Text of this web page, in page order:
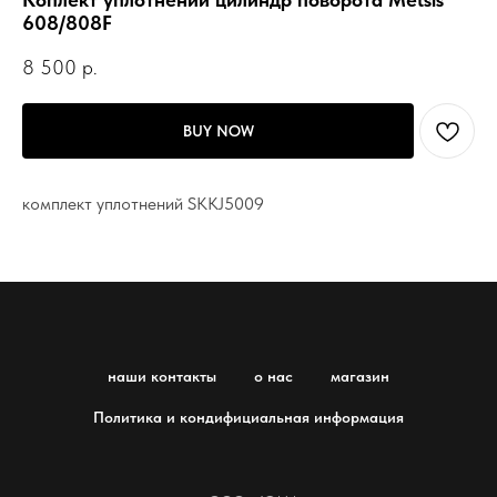
608/808F
8 500 р.
BUY NOW
комплект уплотнений SKKJ5009
наши контакты о нас магазин
Политика и кондифициальная информация